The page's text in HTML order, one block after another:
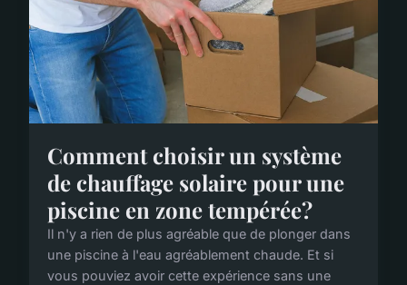
Comment choisir un système
de chauffage solaire pour une
piscine en zone tempérée?
Il n'y a rien de plus agréable que de plonger dans
une piscine à l'eau agréablement chaude. Et si
vous pouviez avoir cette expérience sans une